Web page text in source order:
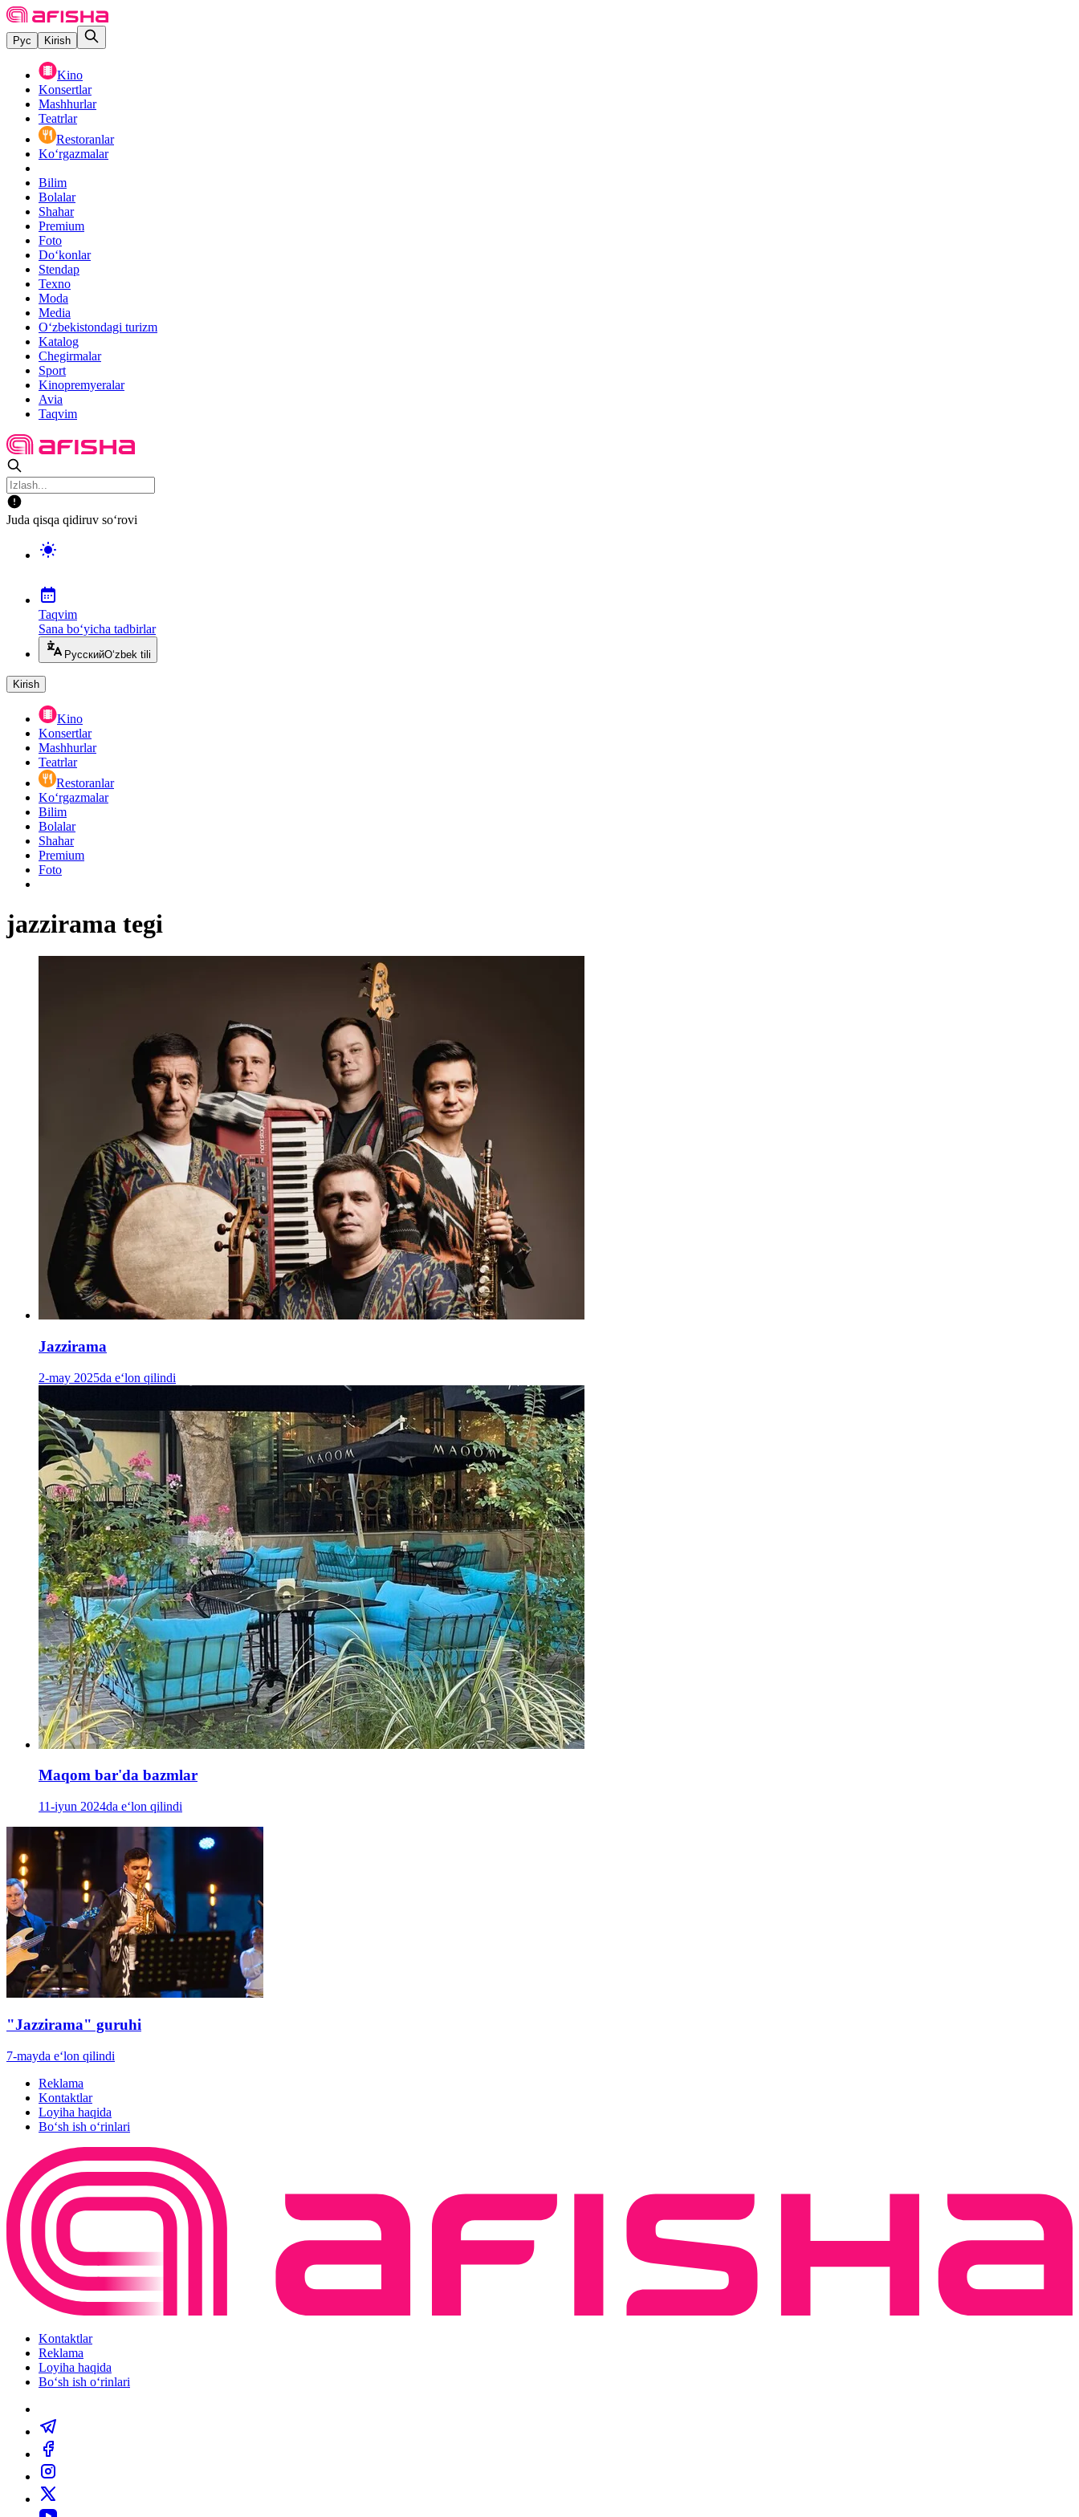
Рус Kirish
Kino
Konsertlar
Mashhurlar
Teatrlar
Restoranlar
Ko‘rgazmalar
Bilim
Bolalar
Shahar
Premium
Foto
Do‘konlar
Stendap
Texno
Moda
Media
O‘zbekistondagi turizm
Katalog
Chegirmalar
Sport
Kinopremyeralar
Avia
Taqvim
Juda qisqa qidiruv so‘rovi
Taqvim
Sana bo‘yicha tadbirlar
РусскийO‘zbek tili
Kirish
Kino
Konsertlar
Mashhurlar
Teatrlar
Restoranlar
Ko‘rgazmalar
Bilim
Bolalar
Shahar
Premium
Foto
jazzirama tegi
Jazzirama
2-may 2025da e‘lon qilindi
Maqom bar'da bazmlar
11-iyun 2024da e‘lon qilindi
"Jazzirama" guruhi
7-mayda e‘lon qilindi
Reklama
Kontaktlar
Loyiha haqida
Bo‘sh ish o‘rinlari
Kontaktlar
Reklama
Loyiha haqida
Bo‘sh ish o‘rinlari